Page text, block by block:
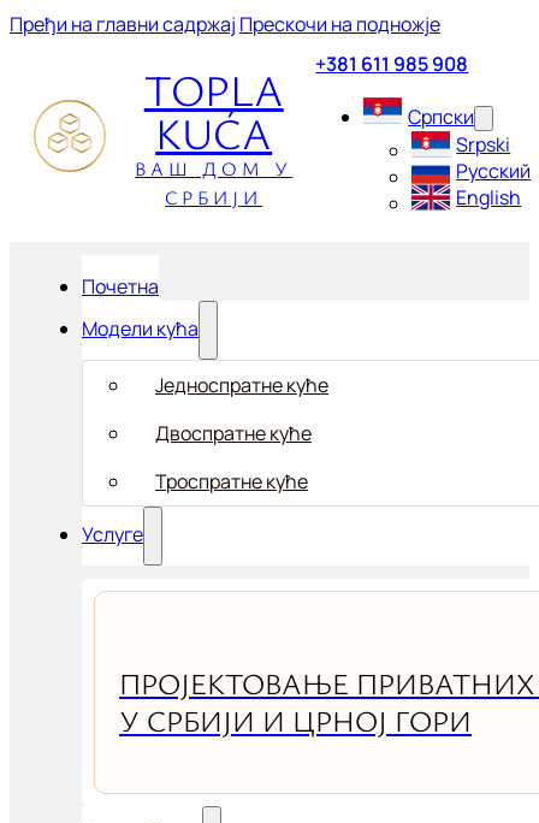
Пређи на главни садржај Прескочи на подножје
TOPLA
KUĆA
ВАШ ДОМ У
СРБИЈИ
+381 611 985 908
Српски
Srpski
Русский
English
Почетна
Модели кућа
Једноспратне куће
Двоспратне куће
Троспратне куће
Услуге
ПРОЈЕКТОВАЊЕ
У СРБИЈИ И ЦРНОЈ ГОРИ